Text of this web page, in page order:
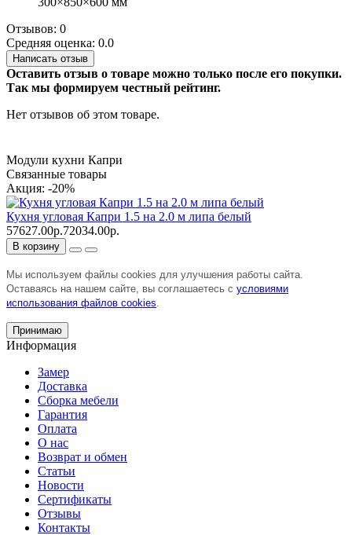
Отзывов: 0
Средняя оценка: 0.0
Написать отзыв
Оставить отзыв о товаре можно только после его покупки.
Так мы формируем честный рейтинг.
Нет отзывов об этом товаре.
Модули кухни Капри
Связанные товары
Акция: -20%
Кухня угловая Капри 1.5 на 2.0 м липа белый
57627.00р.72034.00р.
В корзину
Мы используем файлы cookies для улучшения работы сайта.
Оставаясь на нашем сайте, вы соглашаетесь с условиями
использования файлов cookies
Принимаю
Информация
Замер
Доставка
Сборка мебели
Гарантия
Оплата
О нас
Возврат и обмен
Статьи
Новости
Сертификаты
Отзывы
Контакты